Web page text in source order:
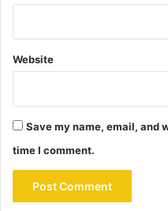
Website
Save my name, email, and
time I comment.